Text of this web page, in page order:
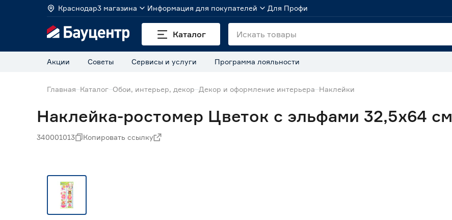
Краснодар3 магазина Информация для покупателей Для Профи
Каталог
Акции Советы Сервисы и услуги Программа лояльности
Главная Каталог Обои, интерьер, декор Декор и оформление интерьера Наклейки
Наклейка-ростомер Цветок с эльфами 32,5х64 см
340001013 Копировать ссылку